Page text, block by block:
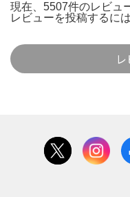
現在、5507件のレビュ
レビューを投稿するには